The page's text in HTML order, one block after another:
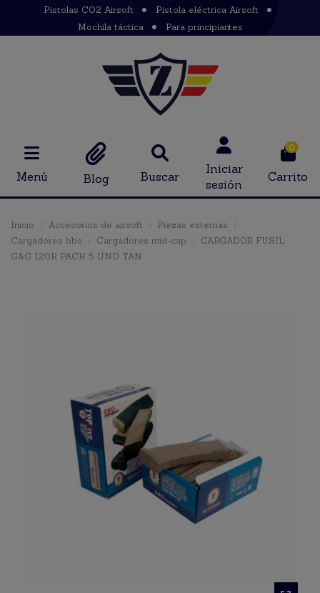
Pistolas CO2 Airsoft
Pistola eléctrica Airsoft
Mochila táctica
Para principiantes
Menú Blog Buscar
Iniciar
sesión
0
Carrito
Inicio Accesorios de airsoft
Piezas externas
Cargadores bbs
Cargadores mid-cap
CARGADOR FUSIL
G&G 120R PACK 5 UND TAN